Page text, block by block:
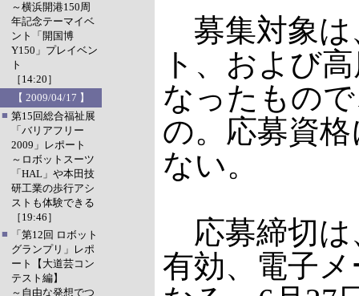
～横浜開港150周
年記念テーマイベ
ント「開国博
Y150」プレイベン
ト
［14:20］
【 2009/04/17 】
■ 第15回総合福祉展
「バリアフリー
2009」レポート
～ロボットスーツ
「HAL」や本田技
研工業の歩行アシ
ストも体験できる
［19:46］
■
「第12回 ロボット
グランプリ」レポ
ート【大道芸コン
テスト編】
～自由な発想でつ
募集対象は
ト、および
なったもの
の。応募資
ない。
応募締切は
有効、電子